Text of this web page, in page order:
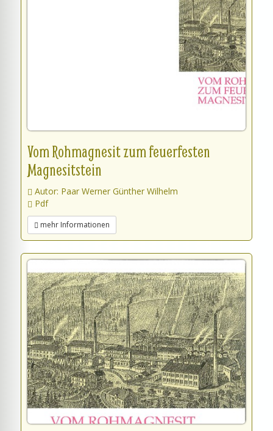
Vom Rohmagnesit zum feuerfesten
Magnesitstein
Autor: Paar Werner Günther Wilhelm
Pdf
mehr Informationen